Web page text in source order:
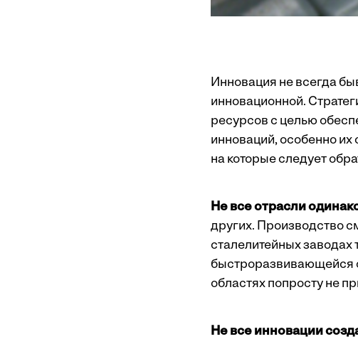
Инновация не всегда
инновационной.
ресурсов с целью
инноваций, особенно
на которые следует
Не все отрасли
других. Производство
сталелитейных заводах
быстроразвивающейся
областях попросту не
Не все инновации